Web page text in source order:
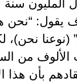
المليون
يقول:
نحن)،
من
بأن